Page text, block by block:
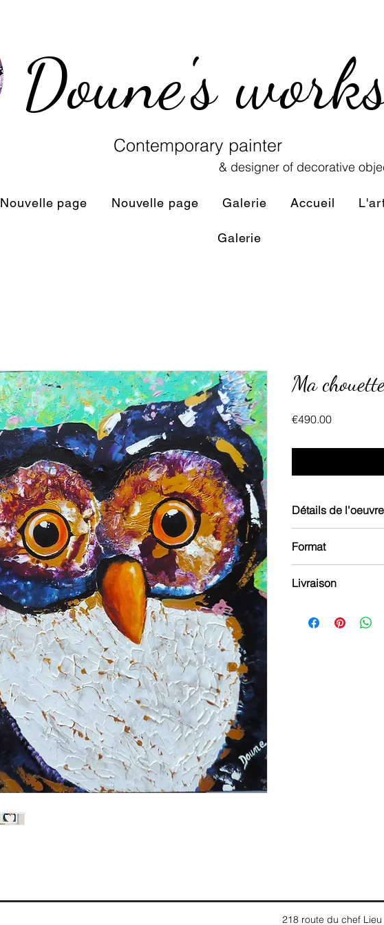
Doune's
Contemporary painter
& designer of decorative
Nouvelle page Nouvelle page Galerie Accueil
Galerie
Ma
€490.00Price
Détails de l'oeuvre
Toile sur chassis,
2023
Format
Livraison
218 route du chef Lieu